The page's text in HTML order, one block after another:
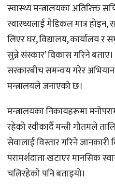
स्वास्थ्य मन्त्रालयका अतिरिक्त
स्वास्थ्यलाई मेडिकल मात्र
लिएर घर, विद्यालय, कार्यालय र
सुन्ने संस्कार’ विकास गरिने
सरकारबीच समन्वय गरेर
मन्त्रालयले जनाएको छ।
मन्त्रालयका निकायहरूमा
रहेको स्वीकार्दै मन्त्री गौतमले
सेवालाई विस्तार गरिने जानकारी
परामर्शदाता खटाएर मानसिक
चलिरहेको पनि बताइयो।